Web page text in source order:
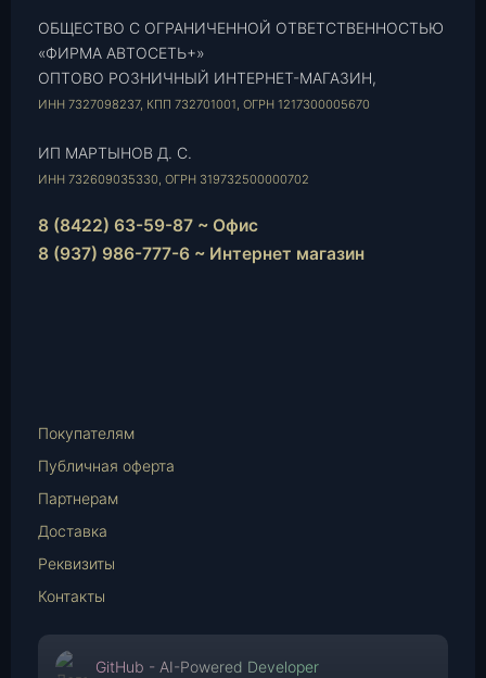
ОБЩЕСТВО С ОГРАНИЧЕННОЙ ОТВЕТСТВЕННОСТЬЮ
«ФИРМА АВТОСЕТЬ+»
ОПТОВО РОЗНИЧНЫЙ ИНТЕРНЕТ-МАГАЗИН,
ИНН 7327098237, КПП 732701001, ОГРН 1217300005670
ИП МАРТЫНОВ Д. С.
ИНН 732609035330, ОГРН 319732500000702
8 (8422) 63-59-87 ~ Офис
8 (937) 986-777-6 ~ Интернет магазин
Mail
Покупателям
Публичная оферта
Партнерам
Доставка
Реквизиты
Контакты
GitHub - AI-Powered Developer